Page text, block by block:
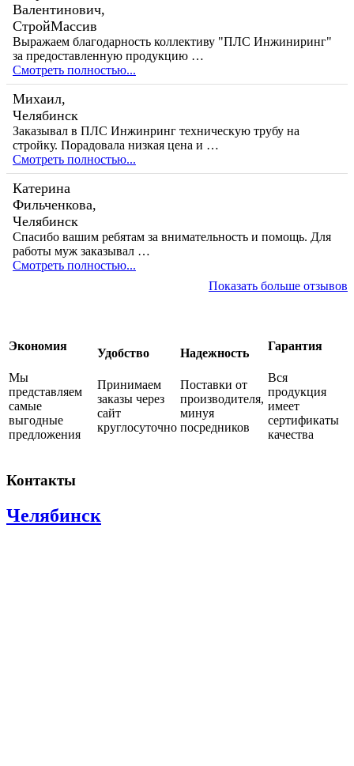
Валентинович,
СтройМассив
Выражаем благодарность коллективу "ПЛС Инжиниринг"
за предоставленную продукцию …
Смотреть полностью...
Михаил,
Челябинск
Заказывал в ПЛС Инжинринг техническую трубу на
стройку. Порадовала низкая цена и …
Смотреть полностью...
Катерина
Фильченкова,
Челябинск
Спасибо вашим ребятам за внимательность и помощь. Для
работы муж заказывал …
Смотреть полностью...
Показать больше отзывов
Экономия
Мы
представляем
самые
выгодные
предложения
Удобство
Принимаем
заказы через
сайт
круглосуточно
Надежность
Поставки от
производителя,
минуя
посредников
Гарантия
Вся
продукция
имеет
сертификаты
качества
Контакты
Челябинск